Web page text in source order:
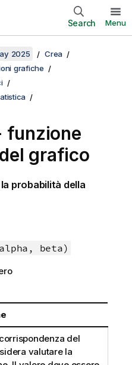
Search Menu
2025
Crea
grafiche
funzione
grafico
probabilità della
beta)
del
valutare la